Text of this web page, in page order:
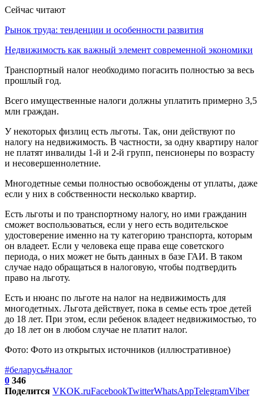
Сейчас читают
Рынок труда: тенденции и особенности развития
Недвижимость как важный элемент современной экономики
Транспортный налог необходимо погасить полностью за весь
прошлый год.
Всего имущественные налоги должны уплатить примерно 3,5
млн граждан.
У некоторых физлиц есть льготы. Так, они действуют по
налогу на недвижимость. В частности, за одну квартиру налог
не платят инвалиды 1-й и 2-й групп, пенсионеры по возрасту
и несовершеннолетние.
Многодетные семьи полностью освобождены от уплаты, даже
если у них в собственности несколько квартир.
Есть льготы и по транспортному налогу, но ими гражданин
сможет воспользоваться, если у него есть водительское
удостоверение именно на ту категорию транспорта, которым
он владеет. Если у человека еще права еще советского
периода, о них может не быть данных в базе ГАИ. В таком
случае надо обращаться в налоговую, чтобы подтвердить
право на льготу.
Есть и нюанс по льготе на налог на недвижимость для
многодетных. Льгота действует, пока в семье есть трое детей
до 18 лет. При этом, если ребенок владеет недвижимостью, то
до 18 лет он в любом случае не платит налог.
Фото: Фото из открытых источников (иллюстративное)
#беларусь#налог
0 346
Поделится VKOK.ruFacebookTwitterWhatsAppTelegramViber